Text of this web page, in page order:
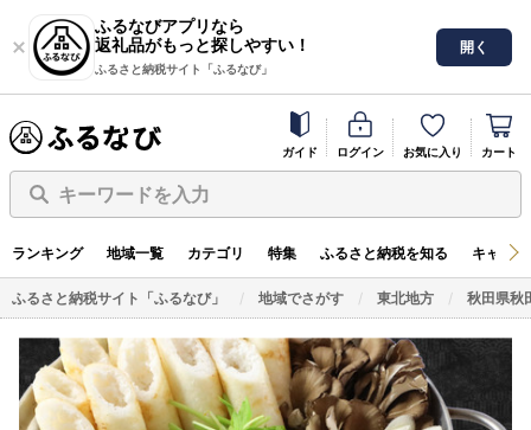
ふるなびアプリなら
返礼品がもっと探しやすい！
ふるさと納税サイト「ふるなび」
開く
ガイド ログイン お気に入り カート
キーワードを入力
ランキング 地域一覧 カテゴリ 特集 ふるさと納税を知る キャン
ふるさと納税サイト「ふるなび」 地域でさがす 東北地方 秋田県秋